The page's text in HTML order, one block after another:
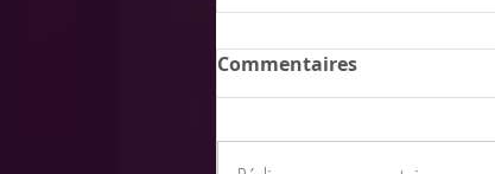
Commentaires